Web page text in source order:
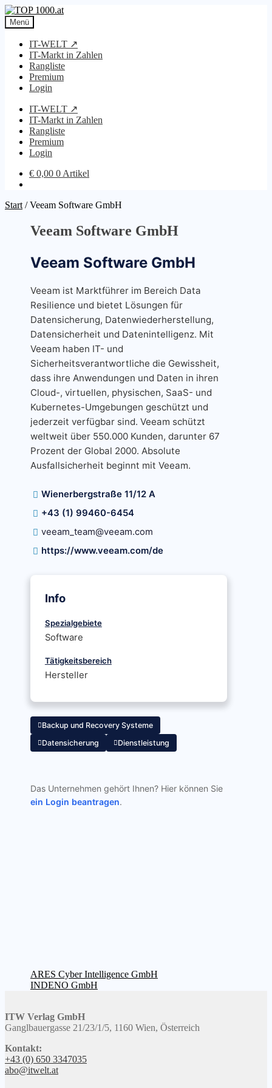
Zur
Navigation
springen
Zum
Inhalt
springen
Menü
IT-WELT ↗
IT-Markt in Zahlen
Rangliste
Premium
Login
IT-WELT ↗
IT-Markt in Zahlen
Rangliste
Premium
Login
€ 0,00 0 Artikel
Start /Veeam Software GmbH
Veeam Software GmbH
Veeam Software GmbH
Veeam ist Marktführer im Bereich Data
Resilience und bietet Lösungen für
Datensicherung, Datenwiederherstellung,
Datensicherheit und Datenintelligenz. Mit
Veeam haben IT- und
Sicherheitsverantwortliche die Gewissheit,
dass ihre Anwendungen und Daten in ihren
Cloud-, virtuellen, physischen, SaaS- und
Kubernetes-Umgebungen geschützt und
jederzeit verfügbar sind. Veeam schützt
weltweit über 550.000 Kunden, darunter 67
Prozent der Global 2000. Absolute
Ausfallsicherheit beginnt mit Veeam.
Wienerbergstraße 11/12 A
+43 (1) 99460-6454
veeam_team@veeam.com
https://www.veeam.com/de
Info
Spezialgebiete
Software
Tätigkeitsbereich
Hersteller
Backup und Recovery Systeme
Datensicherung
Dienstleistung
Das Unternehmen gehört Ihnen? Hier können Sie
ein Login beantragen.
Beitragsnavigation
Vorheriger
Beitrag:
ARES Cyber Intelligence GmbH
Nächster
INDENO GmbH
ITW Verlag GmbH
Ganglbauergasse 21/23/1/5, 1160 Wien, Österreich
Kontakt:
+43 (0) 650 3347035
abo@itwelt.at